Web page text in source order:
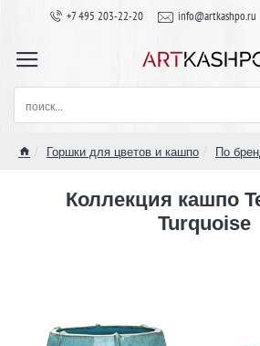
+7 495 203-22-20 info@artkashpo.ru
поиск...
Горшки для цветов и кашпо По
Коллекция кашпо
Turquoise